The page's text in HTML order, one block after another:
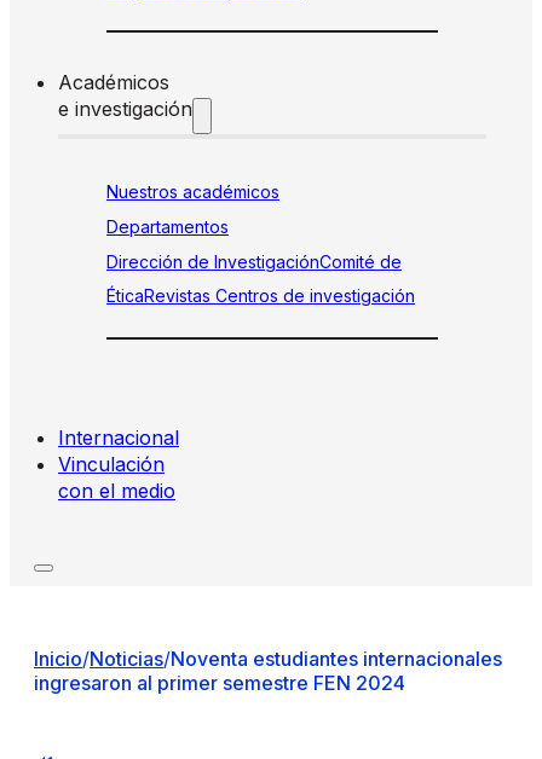
Académicos
e investigación
Nuestros académicos
Departamentos
Dirección de InvestigaciónComité de
ÉticaRevistas Centros de investigación
Internacional
Vinculación
con el medio
Inicio/Noticias/Noventa estudiantes internacionales
ingresaron al primer semestre FEN 2024